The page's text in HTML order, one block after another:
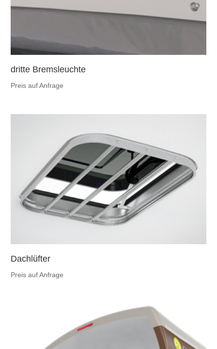
dritte Bremsleuchte
Preis auf Anfrage
Dachlüfter
Preis auf Anfrage